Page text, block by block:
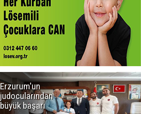
Erzurum'un
judocularından
büyük başarı